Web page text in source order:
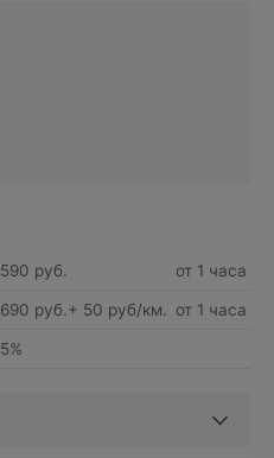
590 руб. от 1 часа
690 руб.+ 50 руб/км. от 1 часа
5%